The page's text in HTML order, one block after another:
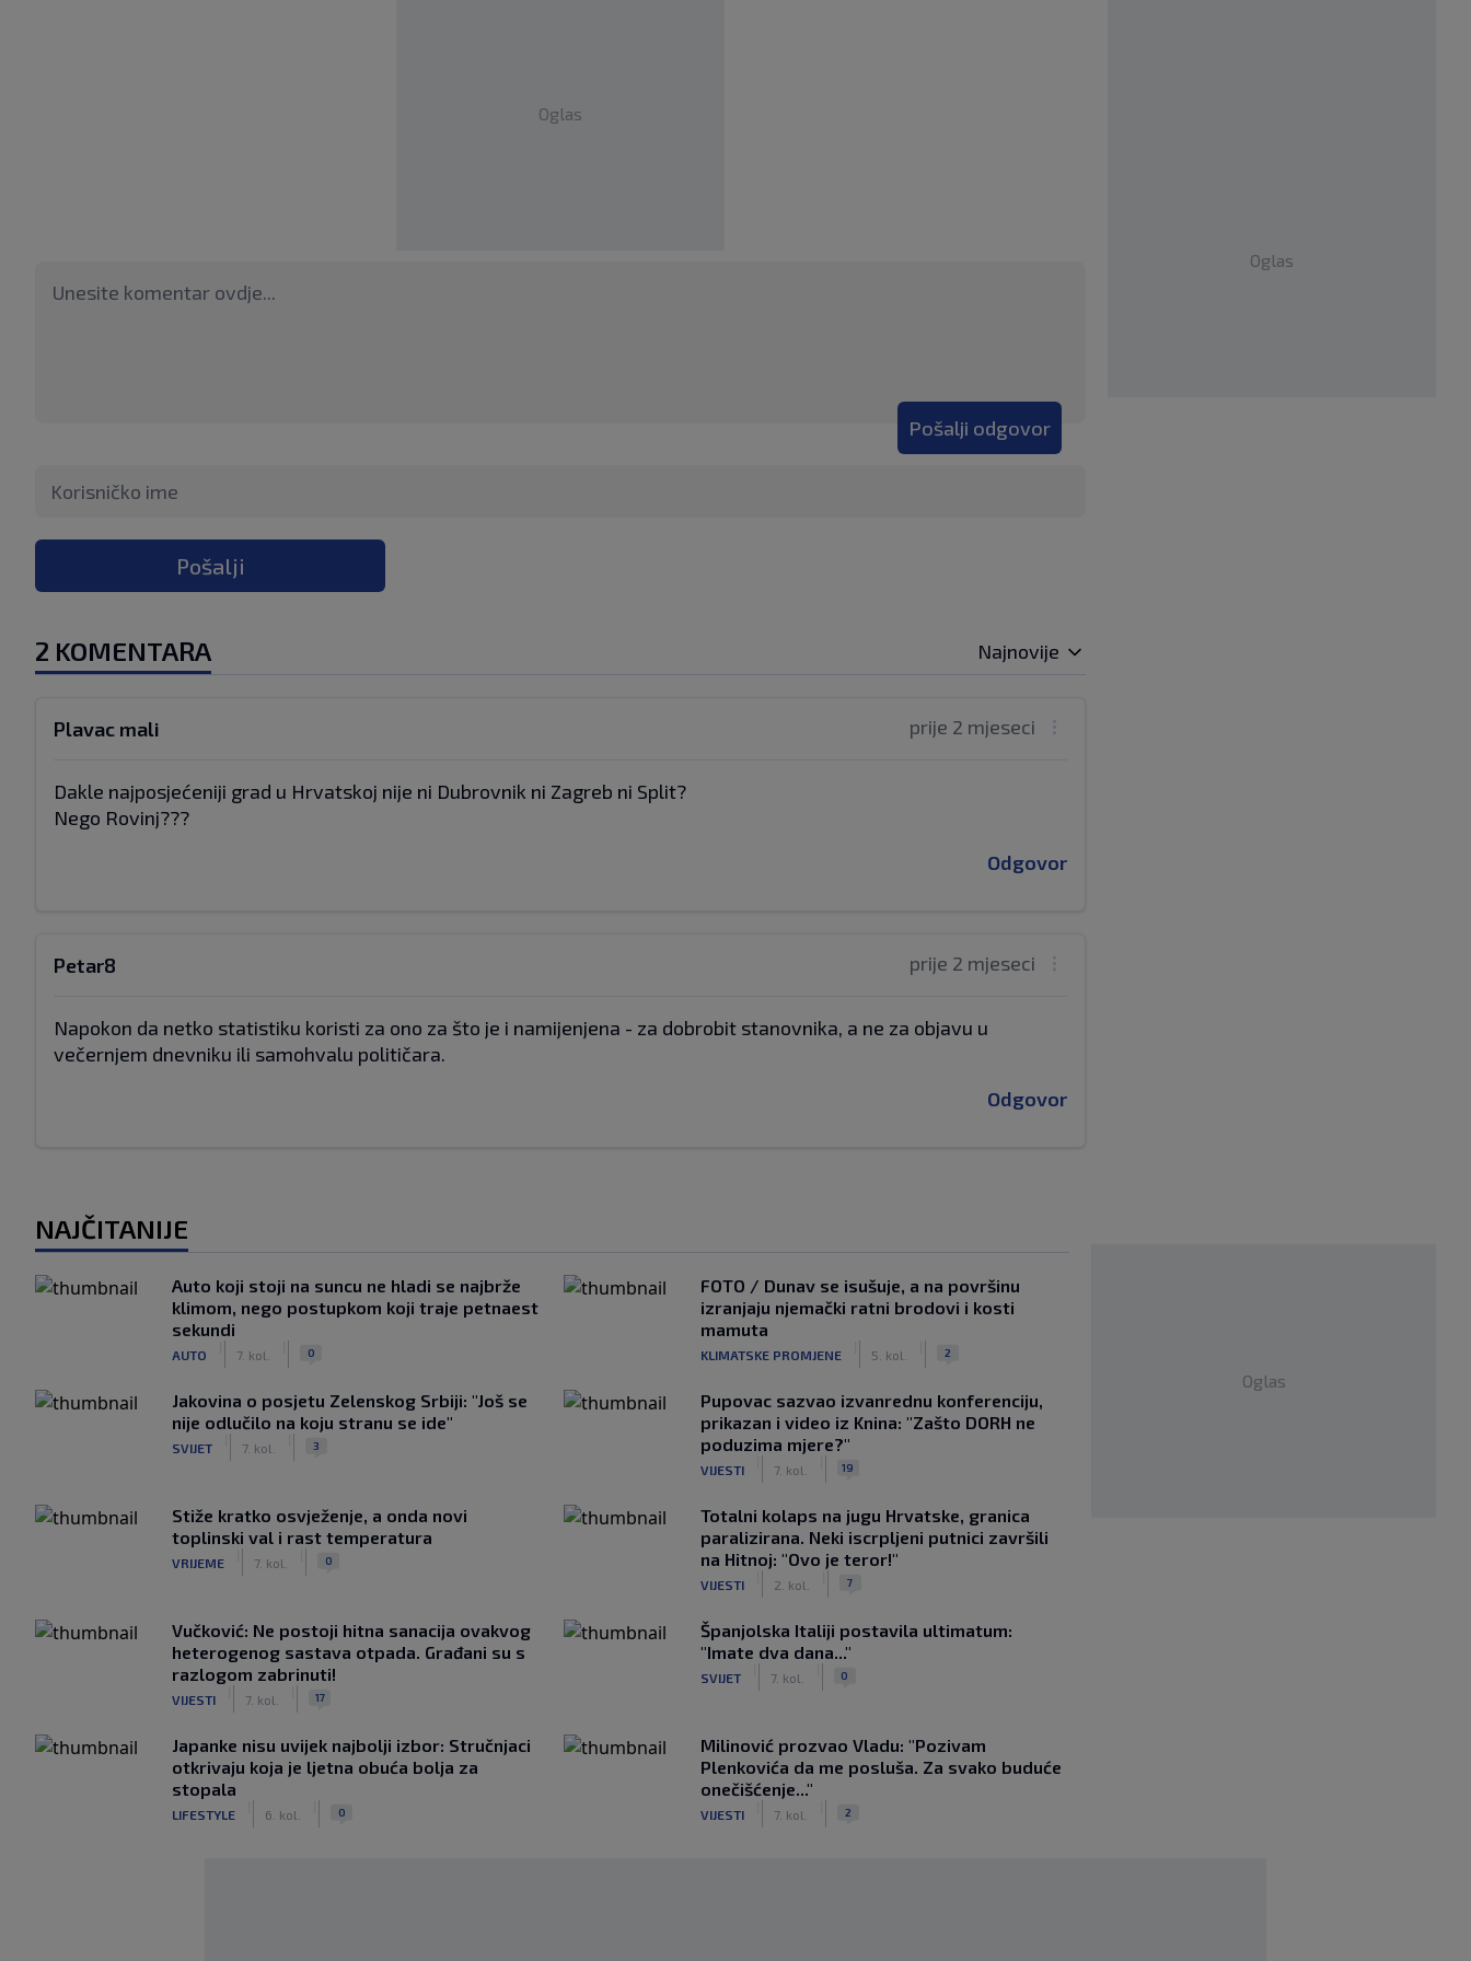
Oglas
Pošalji odgovor
Pošalji
2 KOMENTARA Najnovije
prije 2 mjeseci
Plavac mali
Dakle najposjećeniji grad u Hrvatskoj nije ni Dubrovnik ni Zagreb ni Split?
Nego Rovinj???
Odgovor
prije 2 mjeseci
Petar8
Napokon da netko statistiku koristi za ono za što je i namijenjena - za dobrobit stanovnika, a ne za objavu u
večernjem dnevniku ili samohvalu političara.
Odgovor
Oglas
NAJČITANIJE
Auto koji stoji na suncu ne hladi se najbrže
klimom, nego postupkom koji traje petnaest
sekundi
AUTO 7. kol. 0
FOTO / Dunav se isušuje, a na površinu
izranjaju njemački ratni brodovi i kosti
mamuta
KLIMATSKE PROMJENE 5. kol. 2
Jakovina o posjetu Zelenskog Srbiji: "Još se
nije odlučilo na koju stranu se ide"
SVIJET 7. kol. 3
Pupovac sazvao izvanrednu konferenciju,
prikazan i video iz Knina: "Zašto DORH ne
poduzima mjere?"
VIJESTI 7. kol. 19
Stiže kratko osvježenje, a onda novi
toplinski val i rast temperatura
VRIJEME 7. kol. 0
Totalni kolaps na jugu Hrvatske, granica
paralizirana. Neki iscrpljeni putnici završili
na Hitnoj: "Ovo je teror!"
VIJESTI 2. kol. 7
Vučković: Ne postoji hitna sanacija ovakvog
heterogenog sastava otpada. Građani su s
razlogom zabrinuti!
VIJESTI 7. kol. 17
Španjolska Italiji postavila ultimatum:
"Imate dva dana..."
SVIJET 7. kol. 0
Japanke nisu uvijek najbolji izbor: Stručnjaci
otkrivaju koja je ljetna obuća bolja za
stopala
LIFESTYLE 6. kol. 0
Milinović prozvao Vladu: "Pozivam
Plenkovića da me posluša. Za svako buduće
onečišćenje..."
VIJESTI 7. kol. 2
Oglas